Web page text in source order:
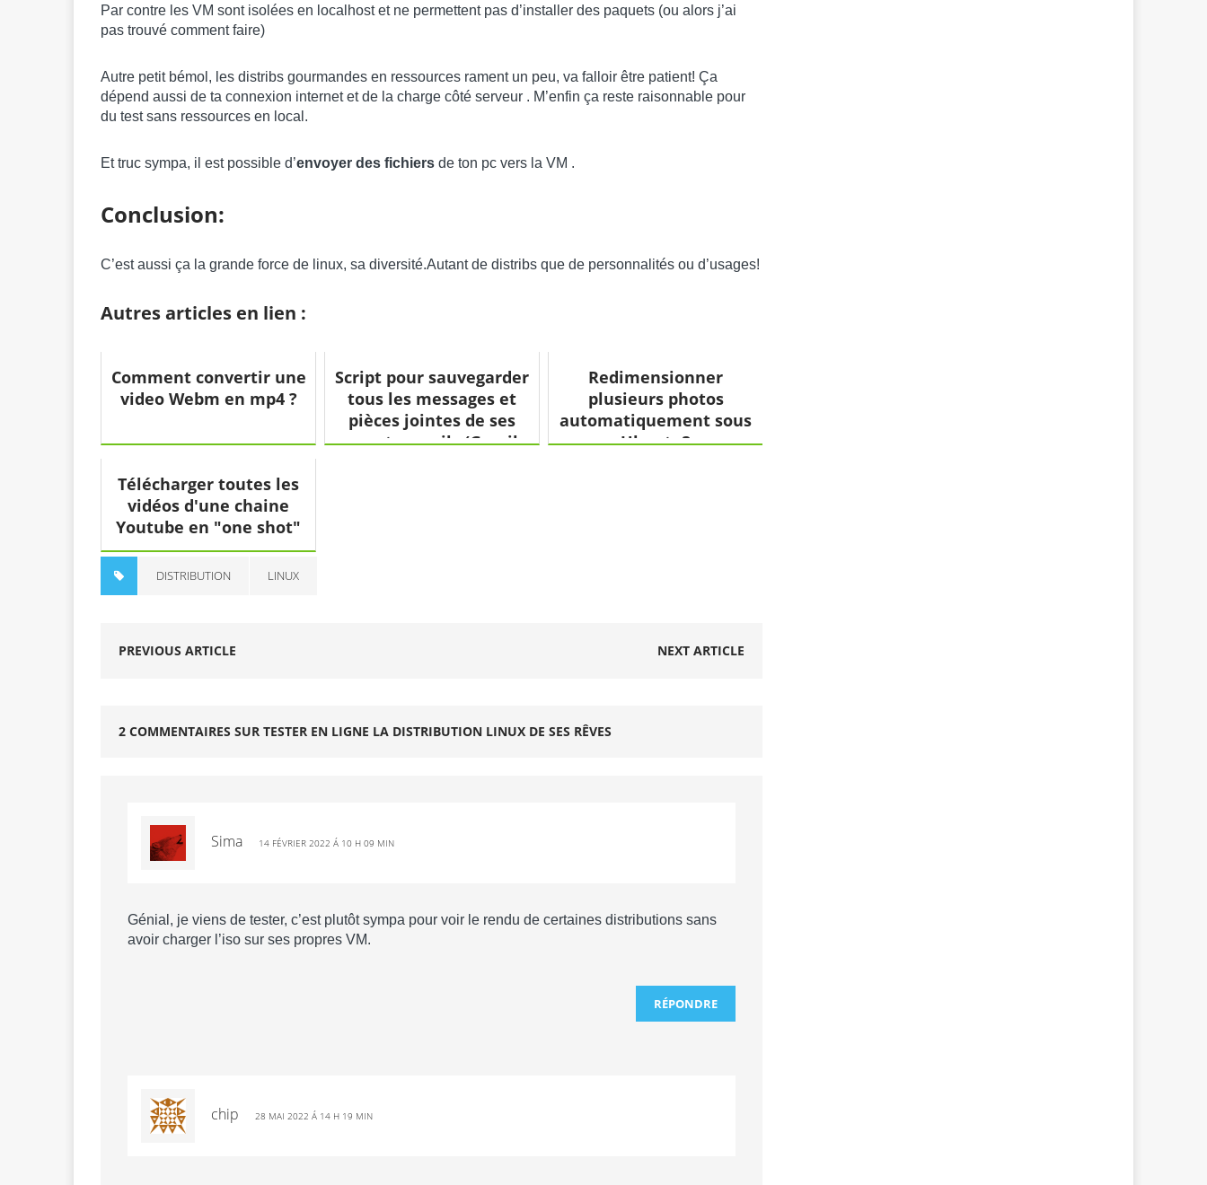
Par contre les VM sont isolées en localhost et ne permettent pas d’installer des paquets (ou alors j’ai
pas trouvé comment faire)
Autre petit bémol, les distribs gourmandes en ressources rament un peu, va falloir être patient! Ça
dépend aussi de ta connexion internet et de la charge côté serveur . M’enfin ça reste raisonnable pour
du test sans ressources en local.
Et truc sympa, il est possible d’envoyer des fichiers de ton pc vers la VM .
Conclusion:
C’est aussi ça la grande force de linux, sa diversité.Autant de distribs que de personnalités ou d’usages!
Autres articles en lien :
Comment convertir une
video Webm en mp4 ?
Script pour sauvegarder
tous les messages et
pièces jointes de ses
comptes mails (Gmail,
Redimensionner
plusieurs photos
automatiquement sous
Ubuntu?
Télécharger toutes les
vidéos d'une chaine
Youtube en "one shot"
DISTRIBUTION LINUX
PREVIOUS ARTICLE NEXT ARTICLE
2 COMMENTAIRES SUR TESTER EN LIGNE LA DISTRIBUTION LINUX DE SES RÊVES
Sima 14 FÉVRIER 2022 Á 10 H 09 MIN
Génial, je viens de tester, c’est plutôt sympa pour voir le rendu de certaines distributions sans
avoir charger l’iso sur ses propres VM.
RÉPONDRE
chip 28 MAI 2022 Á 14 H 19 MIN